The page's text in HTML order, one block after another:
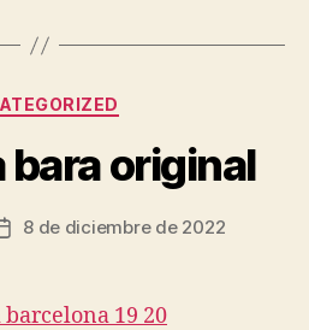
Categorías
original
Fecha
entrada
8 de diciembre de 2022